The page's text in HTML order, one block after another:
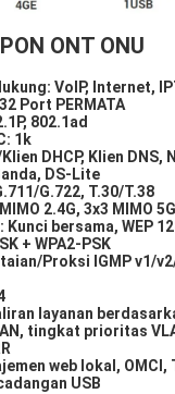
ONT ONU
VoIP, Internet,
Port PERMATA
802.1ad
1k
DHCP, Klien DNS,
DS-Lite
G.722, T.30/T.38
2.4G, 3x3 MIMO
bersama, WEP
+ WPA2-PSK
Proksi IGMP v1/
layanan
tingkat prioritas
web lokal, OMCI,
USB